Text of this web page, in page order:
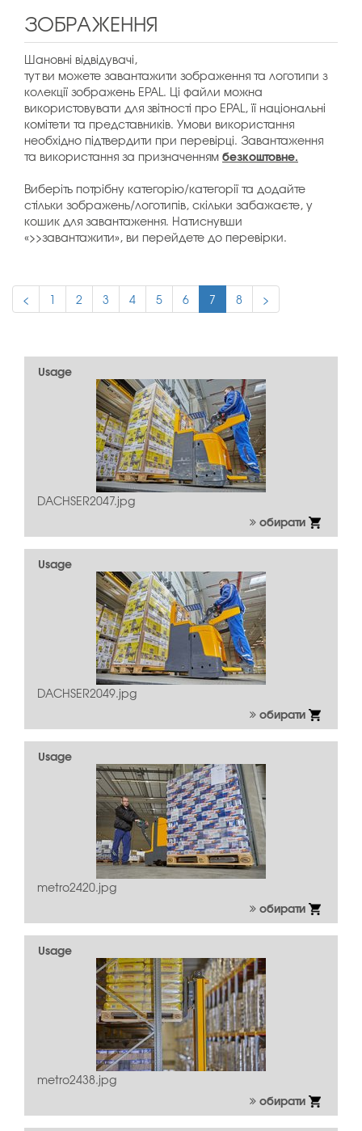
ЗОБРАЖЕННЯ
Шановні відвідувачі,
тут ви можете завантажити зображення та логотипи з
колекції зображень EPAL. Ці файли можна
використовувати для звітності про EPAL, її національні
комітети та представників. Умови використання
необхідно підтвердити при перевірці. Завантаження
та використання за призначенням безкоштовне.
Виберіть потрібну категорію/категорії та додайте
стільки зображень/логотипів, скільки забажаєте, у
кошик для завантаження. Натиснувши
«>>завантажити», ви перейдете до перевірки.
< 1 2 3 4 5 6 7 8 >
Usage
DACHSER2047.jpg
обирати
Usage
DACHSER2049.jpg
обирати
Usage
metro2420.jpg
обирати
Usage
metro2438.jpg
обирати